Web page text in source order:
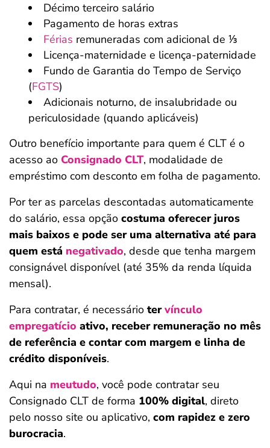
Décimo terceiro salário
Pagamento de horas extras
Férias remuneradas com adicional de ⅓
Licença-maternidade e licença-paternidade
Fundo de Garantia do Tempo de Serviço
(FGTS)
Adicionais noturno, de insalubridade ou
periculosidade (quando aplicáveis)
Outro benefício importante para quem é CLT é o
acesso ao Consignado CLT, modalidade de
empréstimo com desconto em folha de pagamento.
Por ter as parcelas descontadas automaticamente
do salário, essa opção costuma oferecer juros
mais baixos e pode ser uma alternativa até para
quem está negativado, desde que tenha margem
consignável disponível (até 35% da renda líquida
mensal).
Para contratar, é necessário tervínculo
empregatício ativo, receber remuneração no mês
de referência e contar com margem e linha de
crédito disponíveis.
Aqui na meutudo, você pode contratar seu
Consignado CLT de forma 100% digital, direto
pelo nosso site ou aplicativo, com rapidez e zero
burocracia.